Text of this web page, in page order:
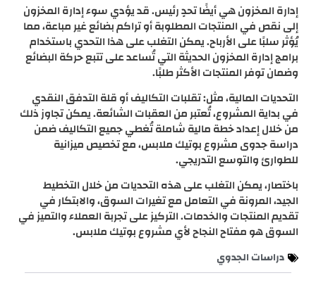
إدارة المخزون هي أيضًا تحدٍ رئيس. قد يؤدي سوء إدارة المخزون
إلى نقص في المنتجات المطلوبة أو تراكم بضائع غير مباعة، مما
يُؤثر سلبًا على الأرباح. يمكن التغلب على هذا التحدي باستخدام
برامج إدارة المخزون الحديثة التي تُساعد على تتبع حركة البضائع
وضمان توفر المنتجات الأكثر طلبًا.
التحديات المالية، مثل: تقلبات التكاليف أو قلة التدفق النقدي
في بداية المشروع، تُعتبر من العقبات الشائعة. يمكن تجاوز ذلك
من خلال إعداد خطة مالية شاملة تُغطي جميع التكاليف ضمن
دراسة جدوى مشروع بوتيك ملابس، مع تخصيص ميزانية
للطوارئ والتوسع التدريجي.
باختصار، يمكن التغلب على هذه التحديات من خلال التخطيط
الجيد، المرونة في التعامل مع تغيرات السوق، والابتكار في
تقديم المنتجات والخدمات. التركيز على تجربة العملاء والتميز في
السوق هو مفتاح النجاح لأي مشروع بوتيك ملابس.
دراسات الجدوي